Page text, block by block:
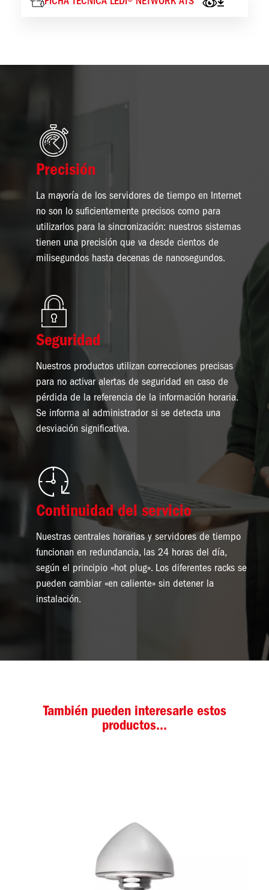
Imagen
Precisión
La mayoría de los servidores de tiempo en Internet
no son lo suficientemente precisos como para
utilizarlos para la sincronización: nuestros sistemas
tienen una precisión que va desde cientos de
milisegundos hasta decenas de nanosegundos.
Imagen
Seguridad
Nuestros productos utilizan correcciones precisas
para no activar alertas de seguridad en caso de
pérdida de la referencia de la información horaria.
Se informa al administrador si se detecta una
desviación significativa.
Imagen
Continuidad del servicio
Nuestras centrales horarias y servidores de tiempo
funcionan en redundancia, las 24 horas del día,
según el principio «hot plug». Los diferentes racks se
pueden cambiar «en caliente» sin detener la
instalación.
También pueden interesarle estos
productos...